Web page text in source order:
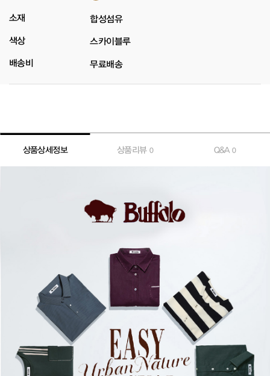
소재 합성섬유
색상 스카이블루
배송비 무료배송
상품상세정보 상품리뷰 0 Q&A0